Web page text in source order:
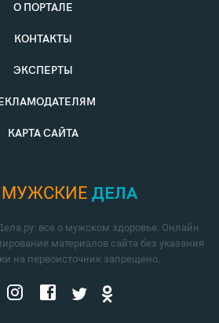
О ПОРТАЛЕ
КОНТАКТЫ
ЭКСПЕРТЫ
КАРТА САЙТА
МУЖСКИЕ ДЕЛА
все о мужском здоровье. Онлайн
материалов сайта без указания
на первоисточник запрещено.